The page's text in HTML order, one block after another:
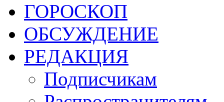
ГОРОСКОП
ОБСУЖДЕНИЕ
РЕДАКЦИЯ
Подписчикам